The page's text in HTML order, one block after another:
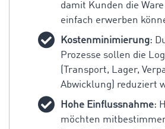
damit Kunden die
einfach erwerben
Kostenminimierung:
Prozesse sollen die
(Transport, Lager,
Abwicklung) reduziert
Hohe Einflussnahme:
möchten